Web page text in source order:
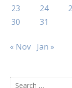
23
24
30
31
« Nov Jan »
Search